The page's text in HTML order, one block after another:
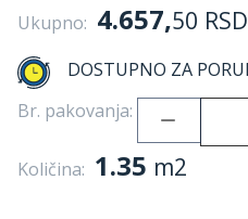
Ukupno: 4.657,50 RSD
DOSTUPNO ZA
Br. pakovanja:
Količina: 1.35 m2